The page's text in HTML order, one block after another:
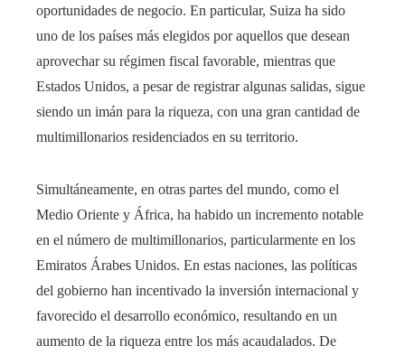
oportunidades de negocio. En particular, Suiza ha sido
uno de los países más elegidos por aquellos que desean
aprovechar su régimen fiscal favorable, mientras que
Estados Unidos, a pesar de registrar algunas salidas, sigue
siendo un imán para la riqueza, con una gran cantidad de
multimillonarios residenciados en su territorio.
Simultáneamente, en otras partes del mundo, como el
Medio Oriente y África, ha habido un incremento notable
en el número de multimillonarios, particularmente en los
Emiratos Árabes Unidos. En estas naciones, las políticas
del gobierno han incentivado la inversión internacional y
favorecido el desarrollo económico, resultando en un
aumento de la riqueza entre los más acaudalados. De